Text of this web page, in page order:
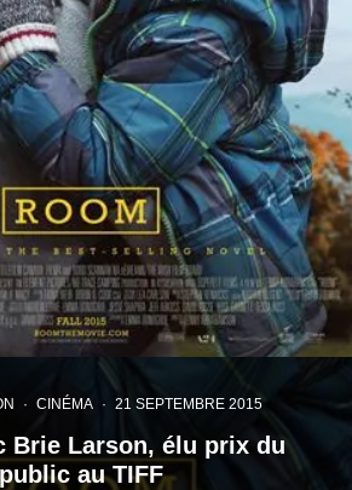
· CINÉMA · 21 SEPTEMBRE 2015
Brie Larson, élu prix du
public au TIFF